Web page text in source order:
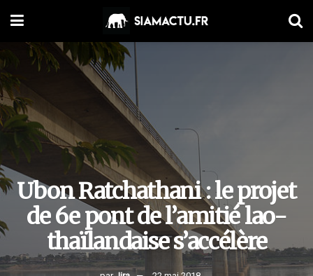
Ubon Ratchathani : le projet
de 6e pont de l’amitié lao-
thaïlandaise s’accélère